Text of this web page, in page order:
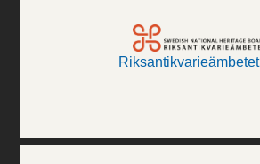
Riksantikvarieämbetet